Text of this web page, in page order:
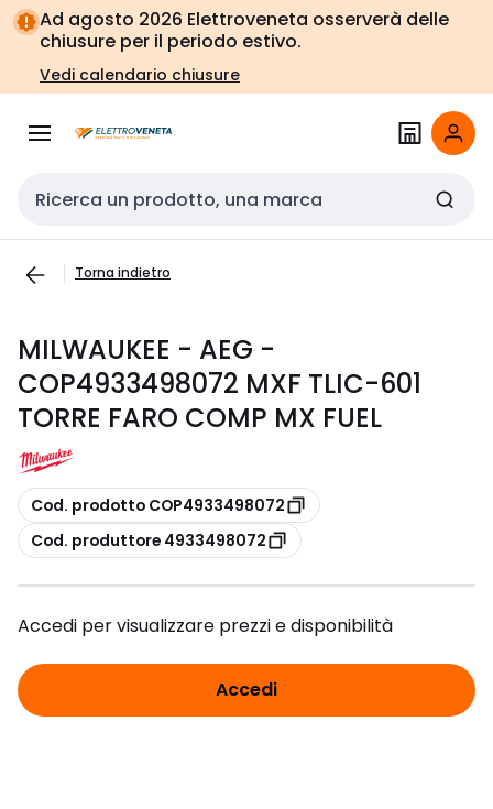
Vai alla
navigazione
Vai
alla
pagina
Ad agosto 2026 Elettroveneta osserverà delle
chiusure per il periodo estivo.
Vedi calendario chiusure
Cerca input
Torna indietro
MILWAUKEE - AEG -
COP4933498072 MXF TLIC-601
TORRE FARO COMP MX FUEL
copia
Cod. prodotto COP4933498072
copia
Cod. produttore 4933498072
Accedi per visualizzare prezzi e disponibilità
Accedi